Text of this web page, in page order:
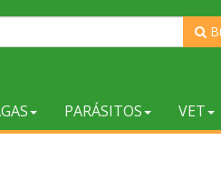
PARÁSITOS VET